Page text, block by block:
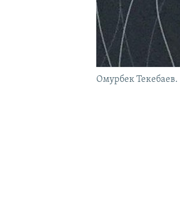
Омурбек Текебаев.